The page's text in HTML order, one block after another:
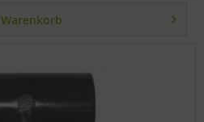
Warenkorb